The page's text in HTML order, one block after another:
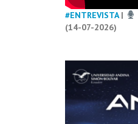
#ENTREVISTA|
(14-07-2026)